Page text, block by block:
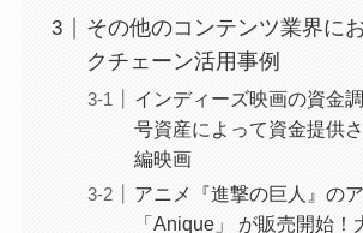
その他のコンテンツ業界に
クチェーン活用事例
インディーズ映画の資金
号資産によって資金提供
編映画
アニメ『進撃の巨人』の
「Anique」 が販売開始！